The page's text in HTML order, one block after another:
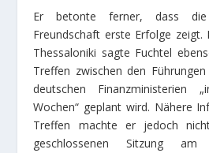
Er betonte ferner, dass die
Freundschaft erste Erfolge zeigt.
Thessaloniki sagte Fuchtel
Treffen zwischen den
deutschen Finanzministerien
Wochen“ geplant wird. Nähere
Treffen machte er jedoch
geschlossenen Sitzung